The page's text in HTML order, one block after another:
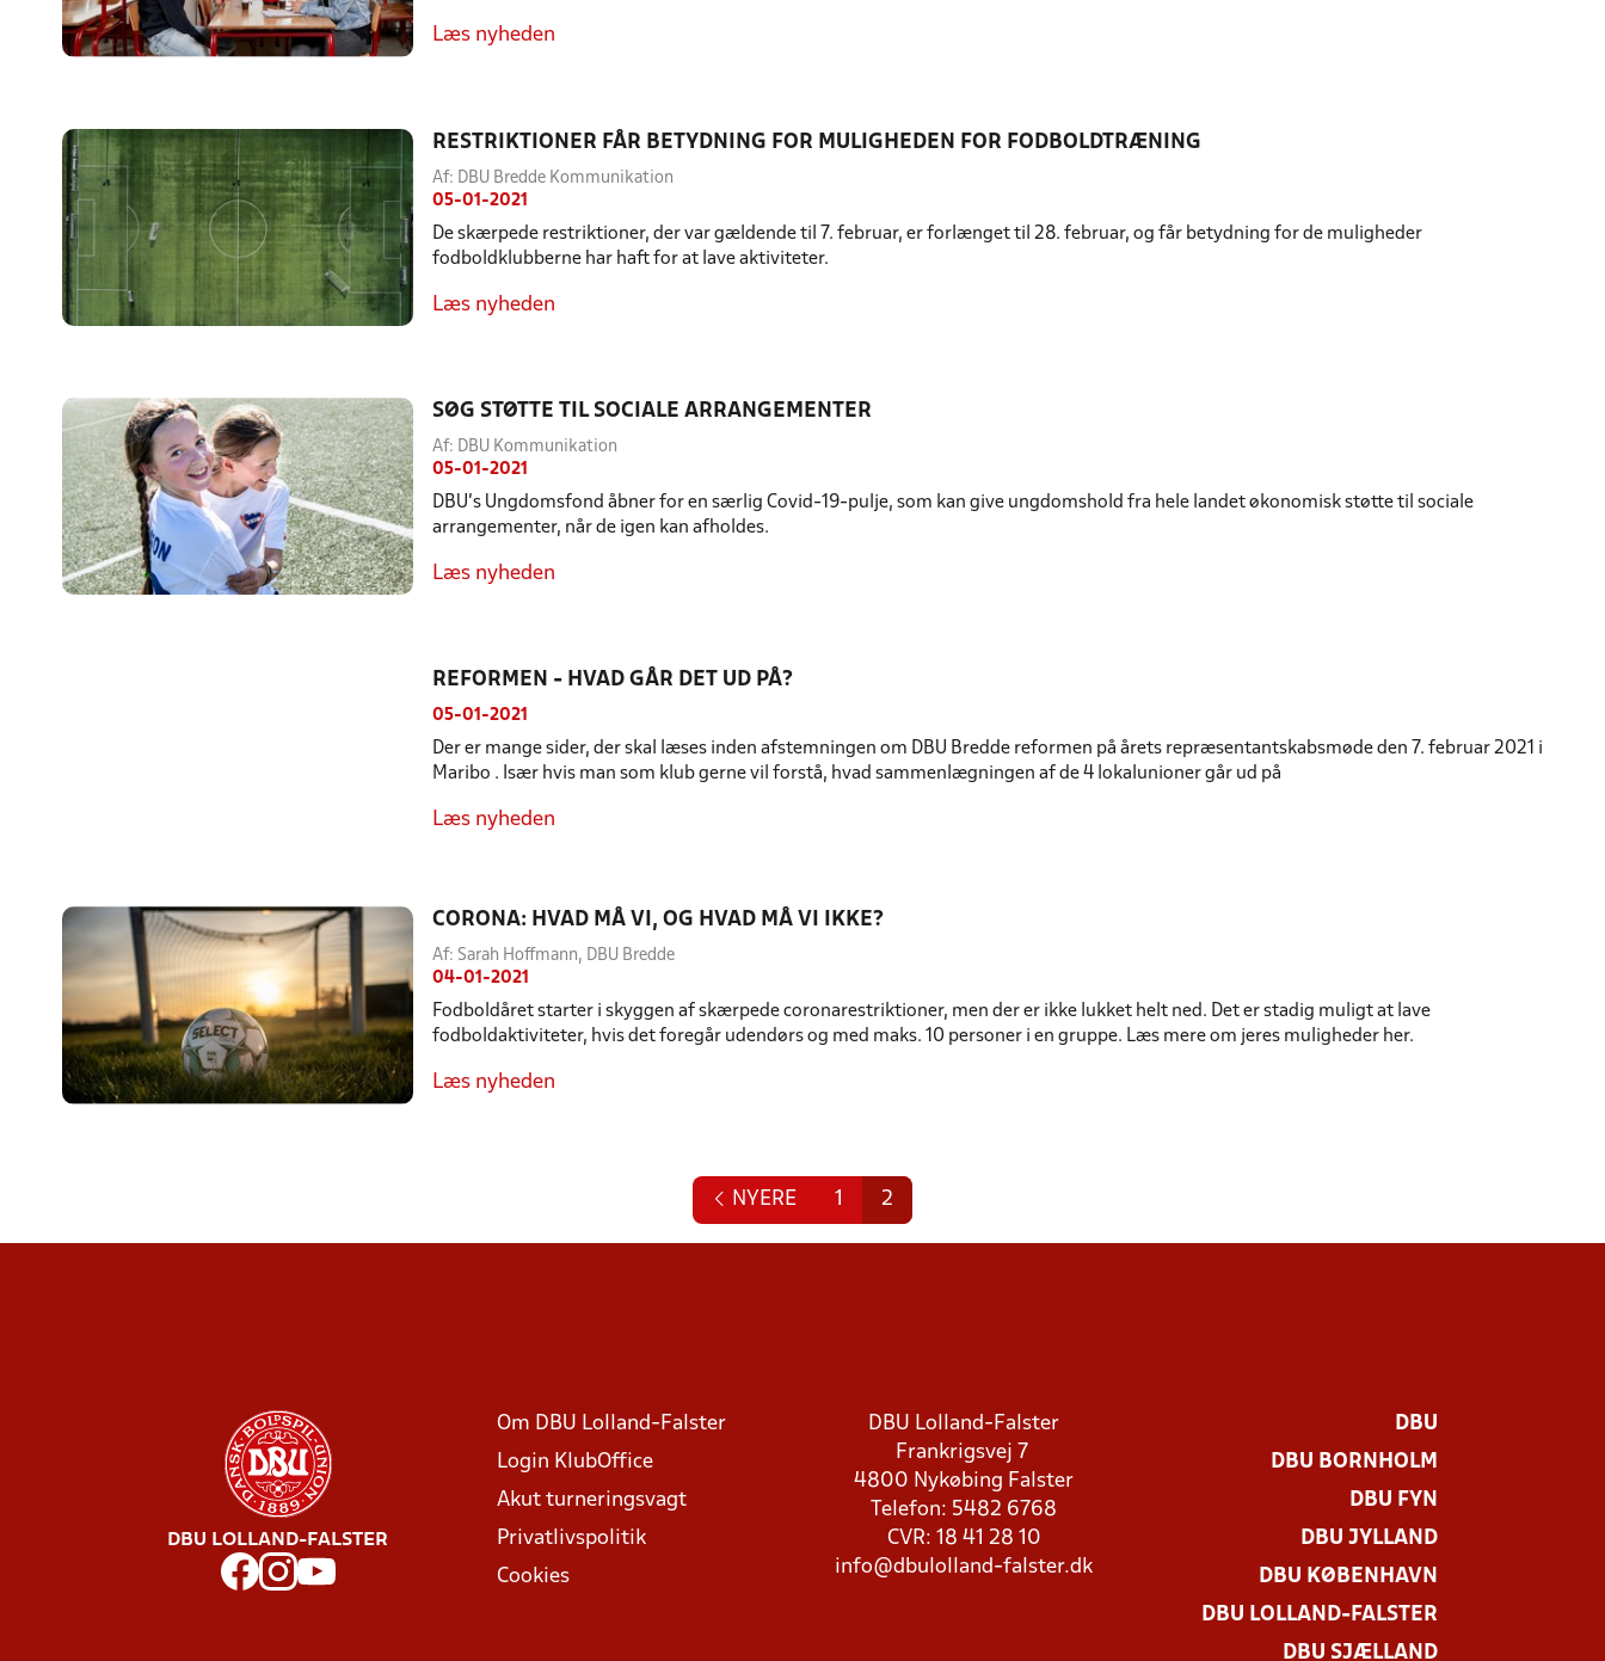
Læs nyheden
RESTRIKTIONER FÅR BETYDNING FOR MULIGHEDEN FOR FODBOLDTRÆNING
Af: DBU Bredde Kommunikation
05-01-2021
De skærpede restriktioner, der var gældende til 7. februar, er forlænget til 28. februar, og får betydning for de muligheder
fodboldklubberne har haft for at lave aktiviteter.
Læs nyheden
SØG STØTTE TIL SOCIALE ARRANGEMENTER
Af: DBU Kommunikation
05-01-2021
DBU’s Ungdomsfond åbner for en særlig Covid-19-pulje, som kan give ungdomshold fra hele landet økonomisk støtte til sociale
arrangementer, når de igen kan afholdes.
Læs nyheden
REFORMEN - HVAD GÅR DET UD PÅ?
05-01-2021
Der er mange sider, der skal læses inden afstemningen om DBU Bredde reformen på årets repræsentantskabsmøde den 7. februar 2021 i
Maribo . Især hvis man som klub gerne vil forstå, hvad sammenlægningen af de 4 lokalunioner går ud på
Læs nyheden
CORONA: HVAD MÅ VI, OG HVAD MÅ VI IKKE?
Af: Sarah Hoffmann, DBU Bredde
04-01-2021
Fodboldåret starter i skyggen af skærpede coronarestriktioner, men der er ikke lukket helt ned. Det er stadig muligt at lave
fodboldaktiviteter, hvis det foregår udendørs og med maks. 10 personer i en gruppe. Læs mere om jeres muligheder her.
Læs nyheden
NYERE 1 2
DBU LOLLAND-FALSTER
Om DBU Lolland-Falster
Login KlubOffice
Akut turneringsvagt
Privatlivspolitik
Cookies
DBU Lolland-Falster
Frankrigsvej 7
4800 Nykøbing Falster
Telefon: 5482 6768
CVR: 18 41 28 10
info@dbulolland-falster.dk
DBU
DBU BORNHOLM
DBU FYN
DBU JYLLAND
DBU KØBENHAVN
DBU LOLLAND-FALSTER
DBU SJÆLLAND